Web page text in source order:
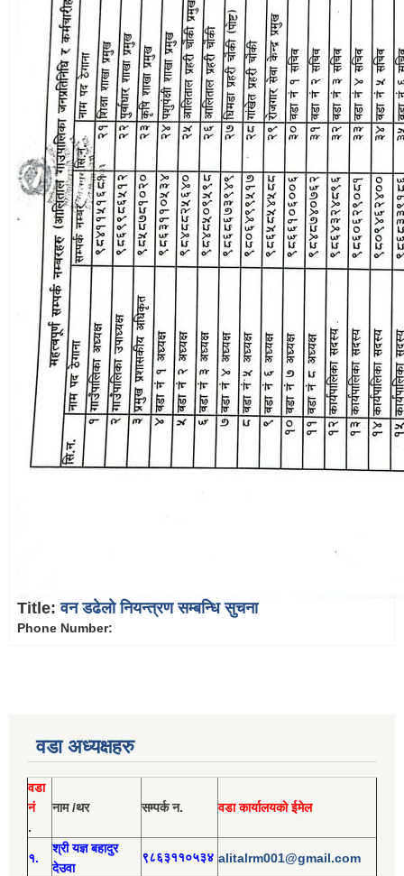
Title:वन डढेलो नियन्त्रण सम्बन्धि सुचना
Phone Number:
वडा अध्यक्षहरु
वडा
नं
.
नाम /थर सम्पर्क न. वडा कार्यालयको ईमेल
१.
श्री यज्ञ बहादुर
देउवा
९८६३११०५३४ alitalrm001@gmail.com